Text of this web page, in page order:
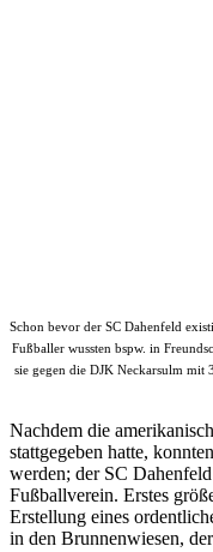
Schon bevor der SC Dahenfeld
Fußballer wussten bspw. in
sie gegen die DJK Neckarsulm mit
Nachdem die
stattgegeben hatte,
werden; der SC
Fußballverein. Erstes
Erstellung eines
in den Brunnenwiesen,